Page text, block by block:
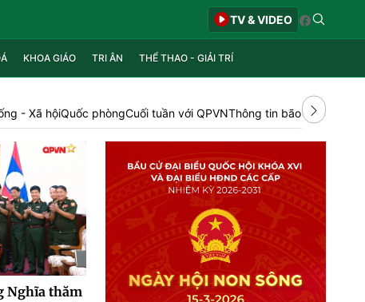
TV & VIDEO
KHOA GIÁO TRI ÂN THỂ THAO - GIẢI TRÍ
- Xã hộiQuốc phòngCuối tuần với QPVNThông tin bão lũNgày
Nghĩa thăm